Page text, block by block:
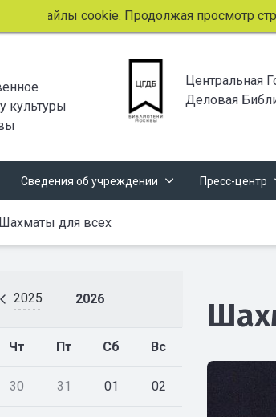
файлы cookie. Продолжая просмотр
культуры
Центральная
Деловая
Сведения об учреждении Пресс-центр
Шахматы для всех
2025 2026
Чт Пт Сб Вс
30 31 01 02